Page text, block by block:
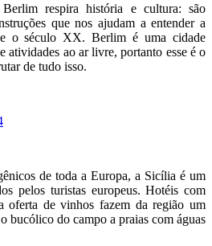
respira história e cultura: são
que nos ajudam a entender a
o século XX. Berlim é uma cidade
atividades ao ar livre, portanto esse é o
de tudo isso.
de toda a Europa, a Sicília é um
pelos turistas europeus. Hotéis com
oferta de vinhos fazem da região um
bucólico do campo a praias com águas